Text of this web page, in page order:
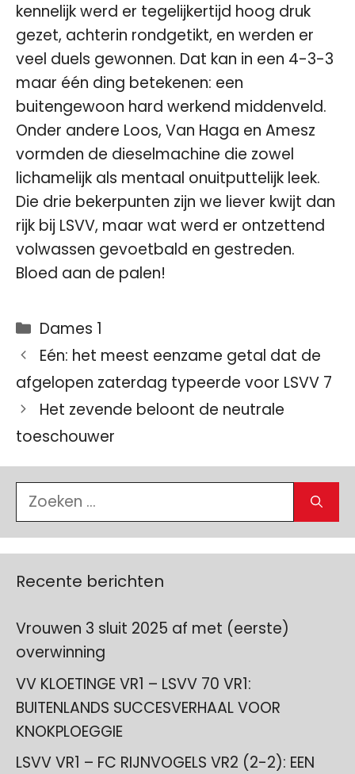
kennelijk werd er tegelijkertijd hoog druk
gezet, achterin rondgetikt, en werden er
veel duels gewonnen. Dat kan in een 4-3-3
maar één ding betekenen: een
buitengewoon hard werkend middenveld.
Onder andere Loos, Van Haga en Amesz
vormden de dieselmachine die zowel
lichamelijk als mentaal onuitputtelijk leek.
Die drie bekerpunten zijn we liever kwijt dan
rijk bij LSVV, maar wat werd er ontzettend
volwassen gevoetbald en gestreden.
Bloed aan de palen!
Categorieën
Dames 1
Eén: het meest eenzame getal dat de
afgelopen zaterdag typeerde voor LSVV 7
Het zevende beloont de neutrale
toeschouwer
Zoek
naar:
Recente berichten
Vrouwen 3 sluit 2025 af met (eerste)
overwinning
VV KLOETINGE VR1 – LSVV 70 VR1:
BUITENLANDS SUCCESVERHAAL VOOR
KNOKPLOEGGIE
LSVV VR1 – FC RIJNVOGELS VR2 (2-2): EEN